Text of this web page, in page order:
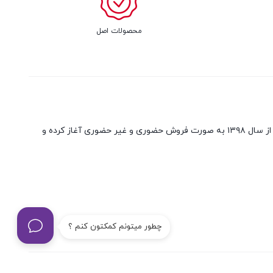
چطور میتونم کمکتون کنم ؟
محصولات اصل
امید یدک فعالیت خود را در زمینه تامین و فروش قطعات و لوازم خودرو های هیوندا و کیا و همچنین آینه و چراغ و چراغ خطر به صورت نو و استوک از سال ۱۳۹۸ به صورت فروش حضوری و غیر حضوری آغاز کرده و